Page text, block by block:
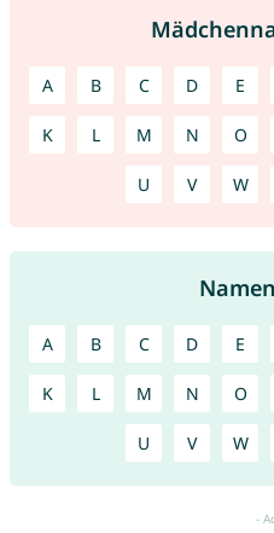
A B C D E
K L M N O
U V W
A B C D E
K L M N O
U V W